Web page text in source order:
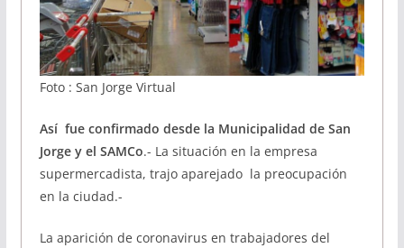
Foto : San Jorge Virtual
Así fue confirmado desde la Municipalidad de San
Jorge y el SAMCo.- La situación en la empresa
supermercadista, trajo aparejado la preocupación
en la ciudad.-
La aparición de coronavirus en trabajadores del